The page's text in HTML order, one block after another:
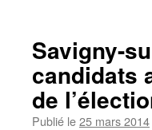
Laurence
Spicher-
Bernier
(UDI)
se
Savigny-
candidats
de
Publié le25 mars 2014